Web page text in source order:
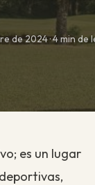
de 2024 · 4 min de
es un lugar